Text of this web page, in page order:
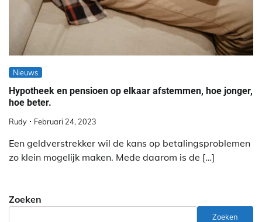
Nieuws
Hypotheek en pensioen op elkaar afstemmen, hoe jonger,
hoe beter.
Rudy Februari 24, 2023
Een geldverstrekker wil de kans op betalingsproblemen
zo klein mogelijk maken. Mede daarom is de […]
Zoeken
Zoeken